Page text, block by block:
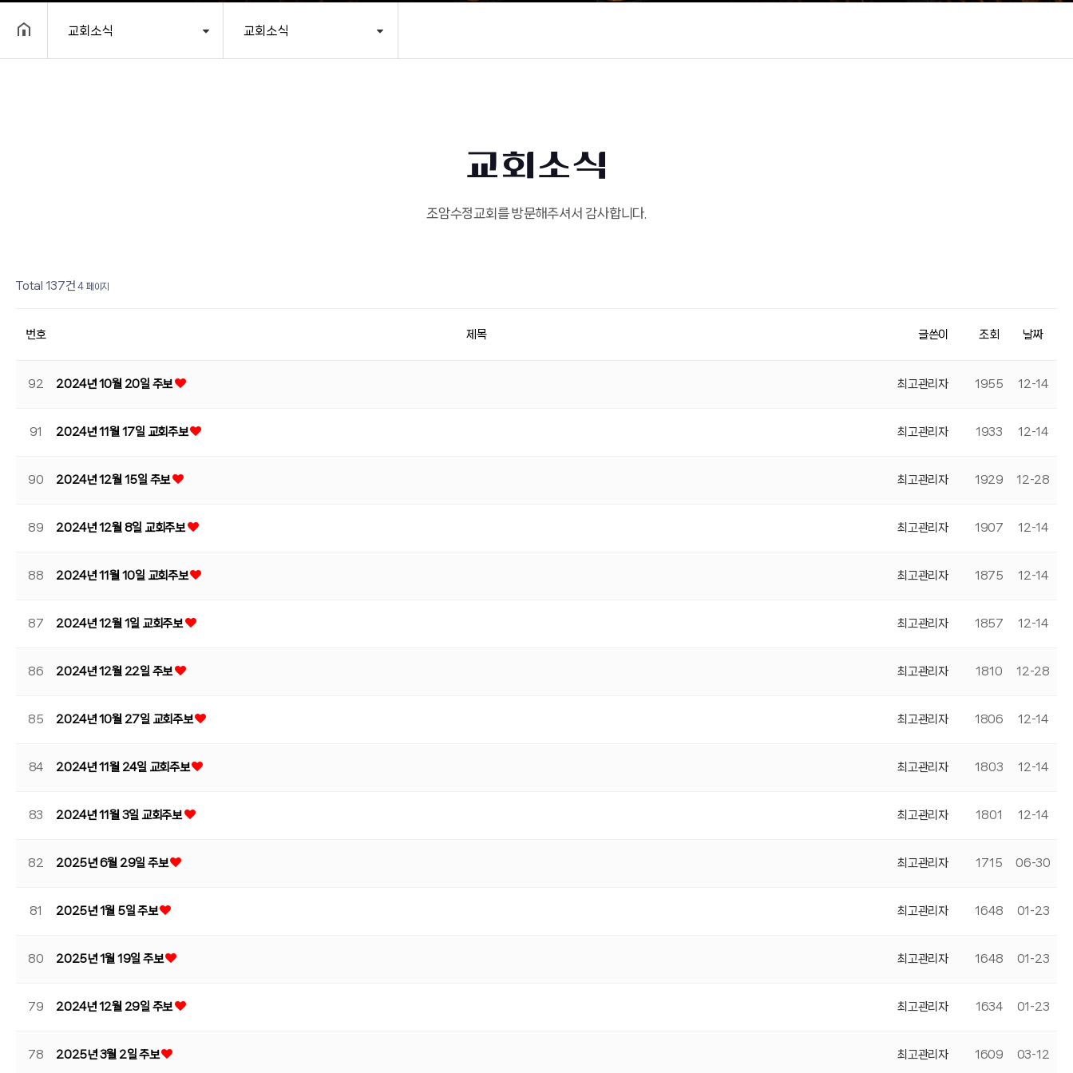
교회소식 교회소식
교회소식
조암수정교회를 방문해주셔서 감사합니다.
Total 137건 4 페이지
번호 제목 글쓴이 조회 날짜
92 2024년 10월 20일 주보 최고관리자 1955 12-14
91 2024년 11월 17일 교회주보 최고관리자 1933 12-14
90 2024년 12월 15일 주보 최고관리자 1929 12-28
89 2024년 12월 8일 교회주보 최고관리자 1907 12-14
88 2024년 11월 10일 교회주보 최고관리자 1875 12-14
87 2024년 12월 1일 교회주보 최고관리자 1857 12-14
86 2024년 12월 22일 주보 최고관리자 1810 12-28
85 2024년 10월 27일 교회주보 최고관리자 1806 12-14
84 2024년 11월 24일 교회주보 최고관리자 1803 12-14
83 2024년 11월 3일 교회주보 최고관리자 1801 12-14
82 2025년 6월 29일 주보 최고관리자 1715 06-30
81 2025년 1월 5일 주보 최고관리자 1648 01-23
80 2025년 1월 19일 주보 최고관리자 1648 01-23
79 2024년 12월 29일 주보 최고관리자 1634 01-23
78 2025년 3월 2일 주보 최고관리자 1609 03-12